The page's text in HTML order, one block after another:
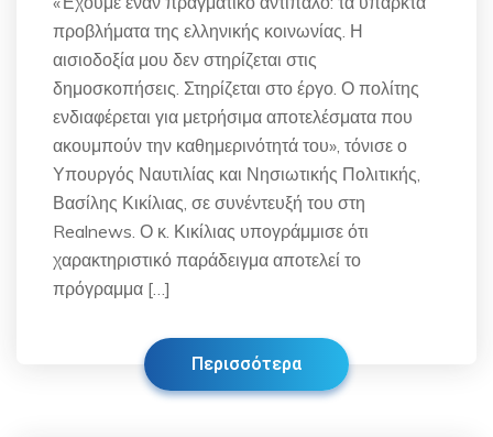
προβλήματα της ελληνικής κοινωνίας. Η
αισιοδοξία μου δεν στηρίζεται στις
δημοσκοπήσεις. Στηρίζεται στο έργο. Ο πολίτης
ενδιαφέρεται για μετρήσιμα αποτελέσματα που
ακουμπούν την καθημερινότητά του», τόνισε ο
Υπουργός Ναυτιλίας και Νησιωτικής Πολιτικής,
Βασίλης Κικίλιας, σε συνέντευξή του στη
Realnews. Ο κ. Κικίλιας υπογράμμισε ότι
χαρακτηριστικό παράδειγμα αποτελεί το
πρόγραμμα […]
Περισσότερα